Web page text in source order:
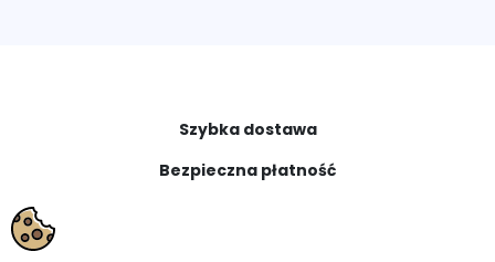
Szybka dostawa
Bezpieczna płatność